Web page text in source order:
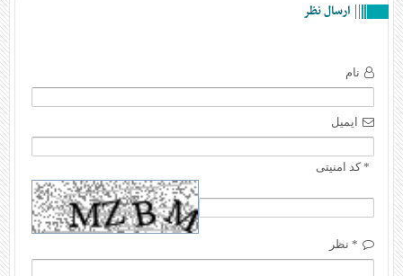
ارسال نظر
نام
ایمیل
* کد امنیتی
* نظر